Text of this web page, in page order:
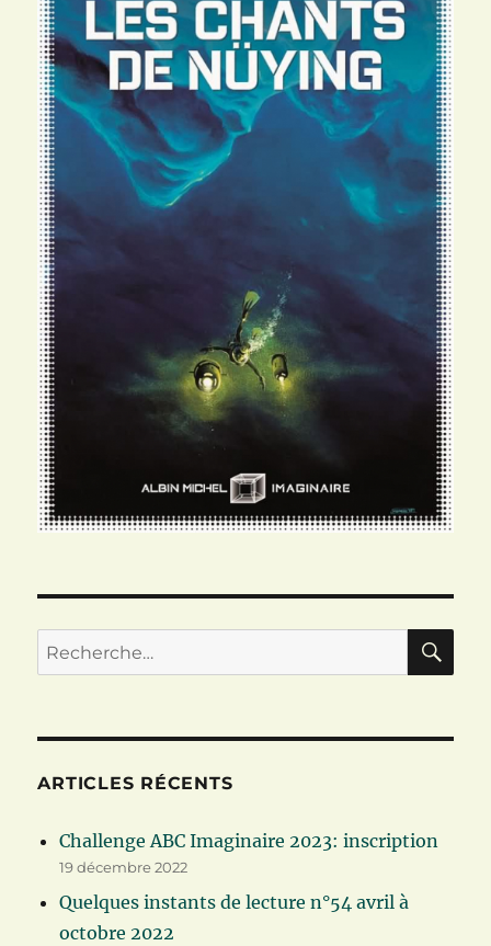
Recherche
pour :
ARTICLES RÉCENTS
Challenge ABC Imaginaire 2023: inscription
19 décembre 2022
Quelques instants de lecture n°54 avril à
octobre 2022